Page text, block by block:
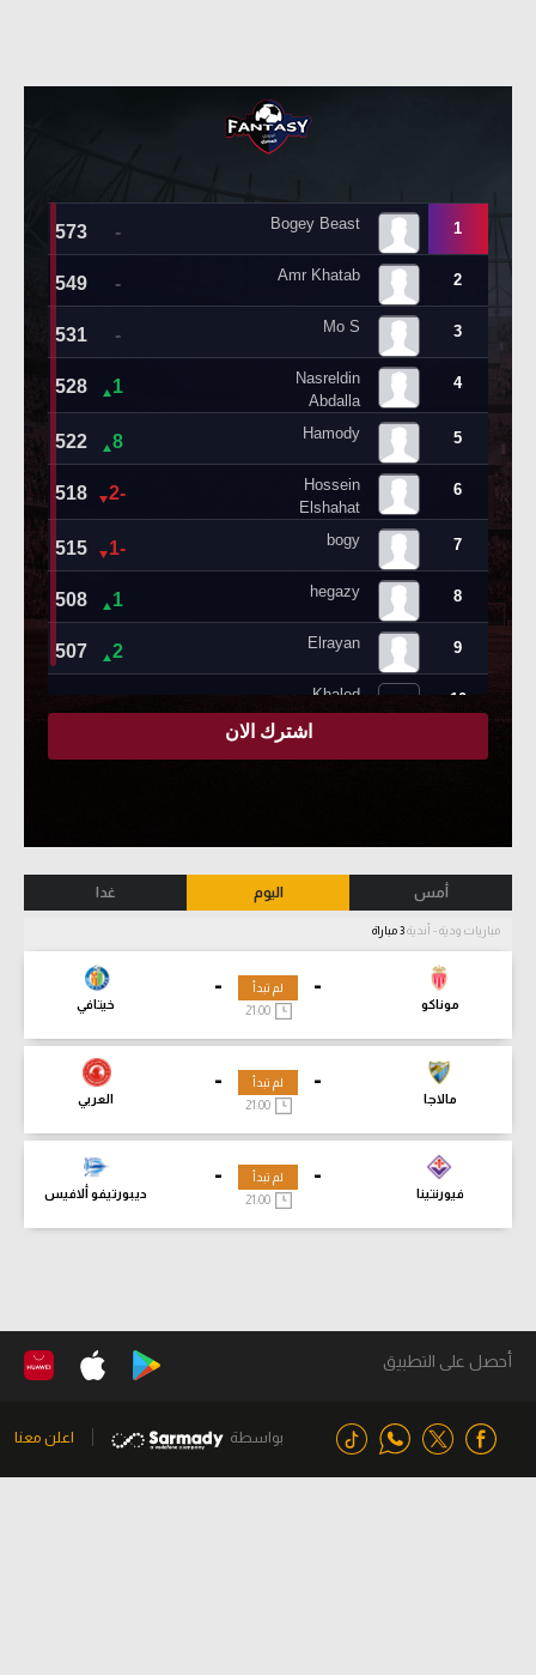
أمس اليوم غدا
مباريات ودية - أندية
-
موناكو
-
خيتافي
لم تبدأ
21:00
-
مالاجا
-
العربي
لم تبدأ
21:00
-
فيورنتينا
-
ديبورتيفو ألافيس
لم تبدأ
21:00
أحصل على التطبيق
بواسطة اعلن معنا